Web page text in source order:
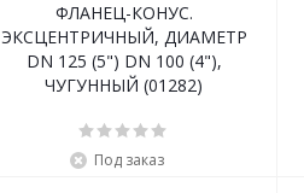
ФЛАНЕЦ-КОНУС.
ЭКСЦЕНТРИЧНЫЙ, ДИАМЕТР
DN 125 (5") DN 100 (4"),
ЧУГУННЫЙ (01282)
Под заказ